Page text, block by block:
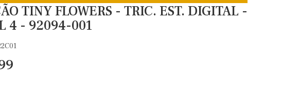
TINY FLOWERS - TRIC. EST. DIGITAL -
4 - 92094-001